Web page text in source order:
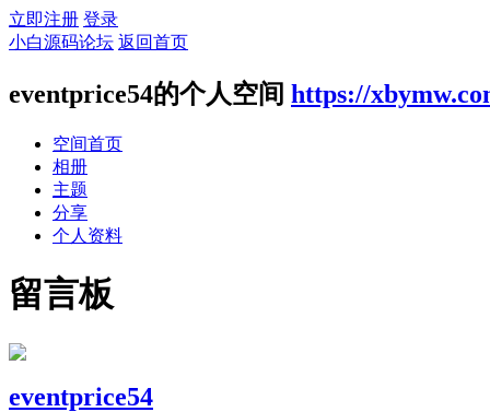
立即注册 登录
小白源码论坛 返回首页
eventprice54的个人空间 https://
空间首页
相册
主题
分享
个人资料
留言板
eventprice54